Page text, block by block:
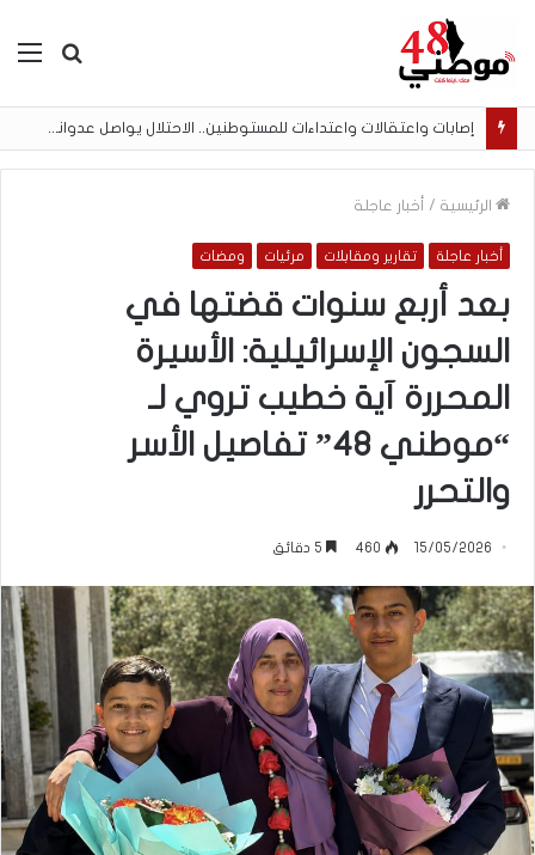
بحث
الاحتلال يواصل خرق وقف إطلاق النار في غزة بقصف مدفعي وإطلاق نار
الرئيسية / أخبار عاجلة
أخبار عاجلة تقارير ومقابلات مرئيات ومضات
بعد أربع سنوات قضتها في
السجون الإسرائيلية: الأسيرة
المحررة آية خطيب تروي لـ
“موطني 48” تفاصيل الأسر
والتحرر
15/05/2026
460